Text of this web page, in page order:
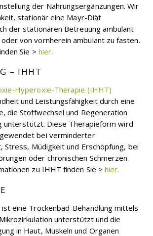
der Nahrungsergänzungen. Wir
stationär eine Mayr-Diät
der stationären Betreuung ambulant
von vornherein ambulant zu fasten.
Sie > hier.
– IHHT
Hyperoxie-Therapie (IHHT)
und Leistungsfähigkeit durch eine
die Stoffwechsel und Regeneration
unterstützt. Diese Therapieform wird
bei verminderter
Stress, Müdigkeit und Erschöpfung, bei
oder chronischen Schmerzen.
zu IHHT finden Sie >hier.
eine Trockenbad-Behandlung mittels
unterstützt und die
in Haut, Muskeln und Organen